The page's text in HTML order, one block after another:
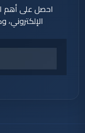
احصل على أهم